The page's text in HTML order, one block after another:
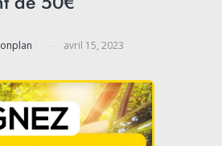
avril 15, 2023